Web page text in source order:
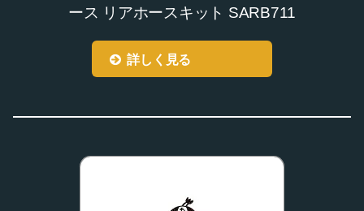
ース リアホースキット SARB711
詳しく見る